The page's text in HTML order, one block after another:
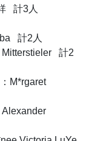
計3人
計2人
計2
M*rgaret